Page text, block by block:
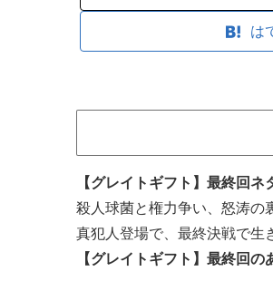
は
【グレイトギフト】最終回
殺人球菌と権力争い、怒涛の
真犯人登場で、最終決戦で
【グレイトギフト】最終回